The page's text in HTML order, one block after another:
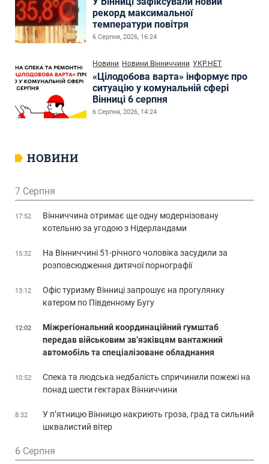
рекорд максимальної
температури повітря
6 Серпня, 2026, 16:24
Новини Новини Вінниччини УКР.НЕТ
«Цілодобова варта» інформує про
ситуацію у комунальній сфері
Вінниці 6 серпня
6 Серпня, 2026, 14:24
НОВИНИ
7 Серпня
17:52
Вінниччина отримає ще одну модернізовану
котельню за угодою з Нідерландами
15:32
На Вінниччині 51-річного чоловіка засудили за
розповсюдження дитячої порнографії
13:12
Офіс туризму Вінниці запрошує на прогулянку
катером по Південному Бугу
12:02
Міжрегіональний координаційний гумштаб
передав військовим зв’язківцям вантажний
автомобіль та спеціалізоване обладнання
10:52
Спека та людська недбалість спричинили пожежі на
понад шести гектарах Вінниччини
8:32
У п’ятницю Вінницю накриють гроза, град та сильний
шквалистий вітер
6 Серпня